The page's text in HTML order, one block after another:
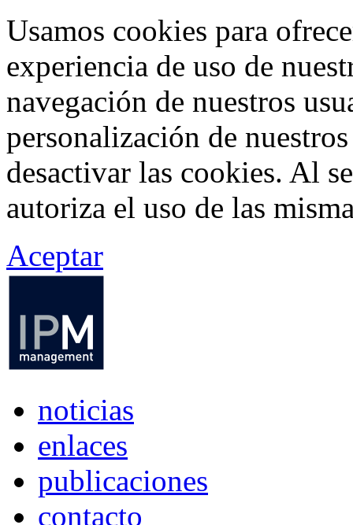
Usamos cookies para
experiencia de uso de
navegación de nuestros
personalización de
desactivar las cookies. Al
autoriza el uso de las
Aceptar
noticias
enlaces
publicaciones
contacto